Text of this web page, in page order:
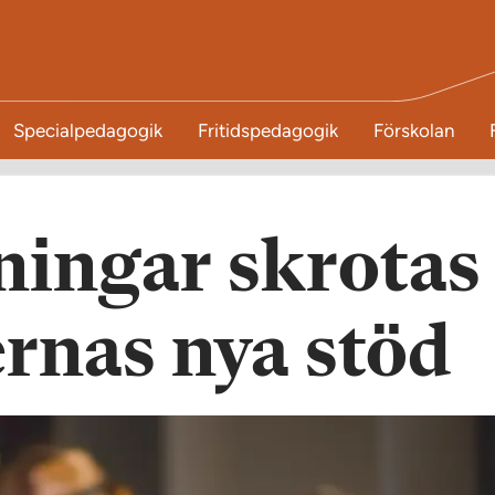
Specialpedagogik Fritidspedagogik Förskolan
skrotas
nya stöd